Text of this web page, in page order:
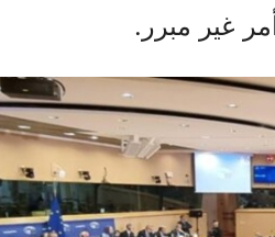
غير مبرر.